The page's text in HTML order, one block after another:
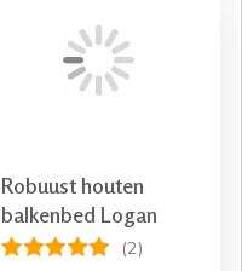
Robuust houten
balkenbed Logan
(2)